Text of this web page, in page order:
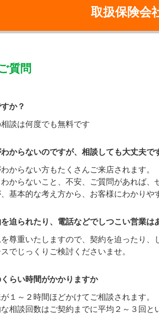
取扱保険会
質問
か？
談は何度でも無料です
からないのですが、相談しても大丈夫で
からない方もたくさんご来店されます。
からないこと、不安、ご質問があれば、
基本的な考え方から、お客様にわかりや
迫られたり、電話などでしつこい営業は
尊重いたしますので、契約を迫ったり、
でじっくりご検討くださいませ。
らい時間がかかりますか
１～２時間ほどかけてご相談されます。
相談回数はご契約までに平均２～３回と